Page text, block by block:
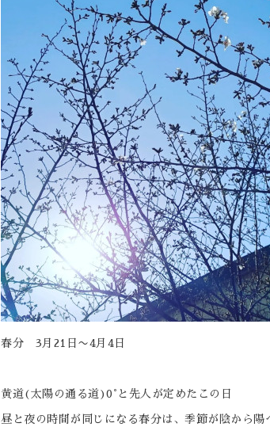
春分 3月21日〜4月4日
黄道(太陽の通る道)0°と先人が定めたこの日
昼と夜の時間が同じになる春分は、季節が陰から